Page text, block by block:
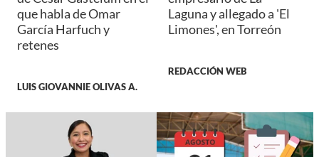
que habla de Omar
García Harfuch y
retenes
LUIS GIOVANNIE OLIVAS A.
Laguna y allegado a 'El
Limones', en Torreón
REDACCIÓN WEB